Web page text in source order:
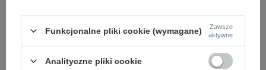
szybko i przygotujemy indywidualną ofertę
Napisz do nas
Funkcjonalne pliki cookie (wymagane)
Zawsze
aktywne
Analityczne pliki cookie